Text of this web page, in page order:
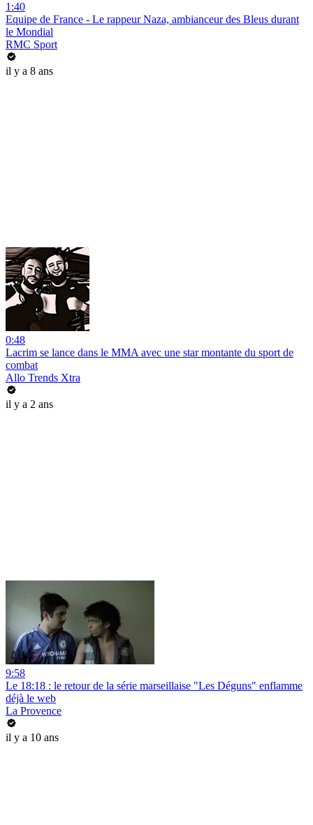
1:40
Equipe de France - Le rappeur Naza, ambianceur des Bleus durant
le Mondial
RMC Sport
il y a 8 ans
0:48
Lacrim se lance dans le MMA avec une star montante du sport de
combat
Allo Trends Xtra
il y a 2 ans
9:58
Le 18:18 : le retour de la série marseillaise "Les Déguns" enflamme
déjà le web
La Provence
il y a 10 ans